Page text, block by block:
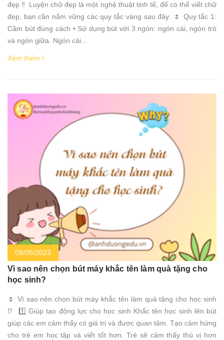
đẹp ‼ Luyện chữ đẹp là một nghệ thuật tinh tế, để có thể viết chữ
đẹp, bạn cần nắm vững các quy tắc vàng sau đây: 🌷 Quy tắc 1:
Cầm bút đúng cách • Sử dụng bút với 3 ngón: ngón cái, ngón trỏ
và ngón giữa. Ngón cái...
Xem thêm
09/05/2023
Vì sao nên chọn bút máy khắc tên làm quà tặng cho
học sinh?
🌷 Vì sao nên chọn bút máy khắc tên làm quà tặng cho học sinh
⁉ 1️⃣ Giúp tạo động lực cho học sinh Khắc tên học sinh lên bút
giúp các em cảm thấy có giá trị và được quan tâm. Tạo cảm hứng
cho trẻ em học tập và viết tốt hơn. Trẻ sẽ cảm thấy thú vị hơn